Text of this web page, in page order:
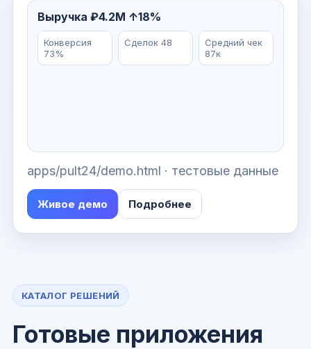
Выручка ₽4.2М ↑18%
Конверсия
73%
Сделок 48
Средний чек
87к
apps/pult24/demo.html · тестовые данные
Живое демо Подробнее
КАТАЛОГ РЕШЕНИЙ
Готовые приложения